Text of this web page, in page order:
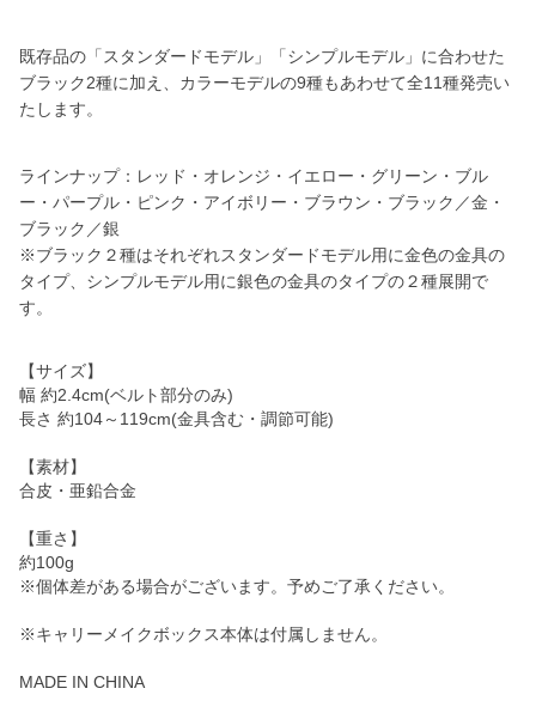
既存品の「スタンダードモデル」「シンプルモデル」に合わせた
ブラック2種に加え、カラーモデルの9種もあわせて全11種発売い
たします。
ラインナップ：レッド・オレンジ・イエロー・グリーン・ブル
ー・パープル・ピンク・アイボリー・ブラウン・ブラック／金・
ブラック／銀
※ブラック２種はそれぞれスタンダードモデル用に金色の金具の
タイプ、シンプルモデル用に銀色の金具のタイプの２種展開で
す。
【サイズ】
幅 約2.4cm(ベルト部分のみ)
長さ 約104～119cm(金具含む・調節可能)
【素材】
合皮・亜鉛合金
【重さ】
約100g
※個体差がある場合がございます。予めご了承ください。
※キャリーメイクボックス本体は付属しません。
MADE IN CHINA